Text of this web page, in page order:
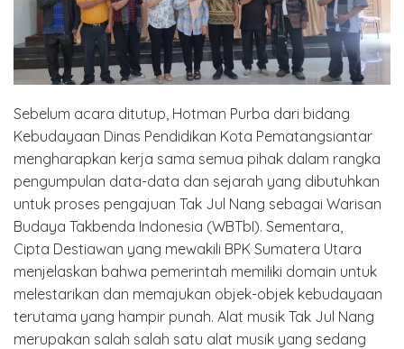
Sebelum acara ditutup, Hotman Purba dari bidang
Kebudayaan Dinas Pendidikan Kota Pematangsiantar
mengharapkan kerja sama semua pihak dalam rangka
pengumpulan data-data dan sejarah yang dibutuhkan
untuk proses pengajuan Tak Jul Nang sebagai Warisan
Budaya Takbenda Indonesia (WBTbI). Sementara,
Cipta Destiawan yang mewakili BPK Sumatera Utara
menjelaskan bahwa pemerintah memiliki domain untuk
melestarikan dan memajukan objek-objek kebudayaan
terutama yang hampir punah. Alat musik Tak Jul Nang
merupakan salah salah satu alat musik yang sedang